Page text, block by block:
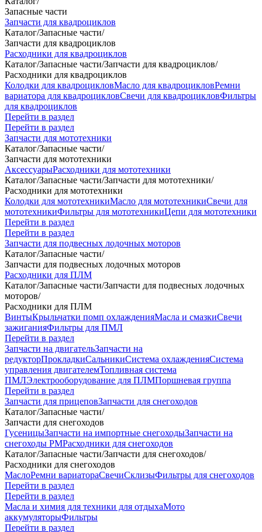
Запасные части
Запчасти для квадроциклов
Каталог/Запасные части/
Запчасти для квадроциклов
Расходники для квадроциклов
Каталог/Запасные части/Запчасти для квадроциклов/
Расходники для квадроциклов
Колодки для квадроцикловМасло для квадроцикловРемни
вариатора для квадроцикловСвечи для квадроцикловФильтры
для квадроциклов
Перейти в раздел
Перейти в раздел
Запчасти для мототехники
Каталог/Запасные части/
Запчасти для мототехники
АксессуарыРасходники для мототехники
Каталог/Запасные части/Запчасти для мототехники/
Расходники для мототехники
Колодки для мототехникиМасло для мототехникиСвечи для
мототехникиФильтры для мототехникиЦепи для мототехники
Перейти в раздел
Перейти в раздел
Запчасти для подвесных лодочных моторов
Каталог/Запасные части/
Запчасти для подвесных лодочных моторов
Расходники для ПЛМ
Каталог/Запасные части/Запчасти для подвесных лодочных
моторов/
Расходники для ПЛМ
ВинтыКрыльчатки помп охлажденияМасла и смазкиСвечи
зажиганияФильтры для ПМЛ
Перейти в раздел
Запчасти на двигательЗапчасти на
редукторПрокладкиСальникиСистема охлажденияСистема
управления двигателемТопливная система
ПМЛЭлектрооборудование для ПЛМПоршневая группа
Перейти в раздел
Запчасти для прицеповЗапчасти для снегоходов
Каталог/Запасные части/
Запчасти для снегоходов
ГусеницыЗапчасти на импортные снегоходыЗапчасти на
снегоходы РМРасходники для снегоходов
Каталог/Запасные части/Запчасти для снегоходов/
Расходники для снегоходов
МаслоРемни вариатораСвечиСклизыФильтры для снегоходов
Перейти в раздел
Перейти в раздел
Масла и химия для техники для отдыхаМото
аккумуляторыФильтры
Перейти в раздел